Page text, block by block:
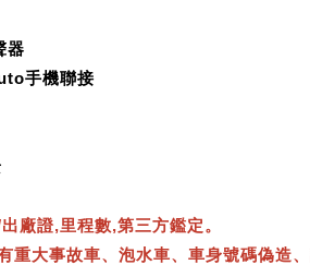
器
手機聯接
廠證,里程數,第三方鑑定。
重大事故車、泡水車、車身號碼偽造